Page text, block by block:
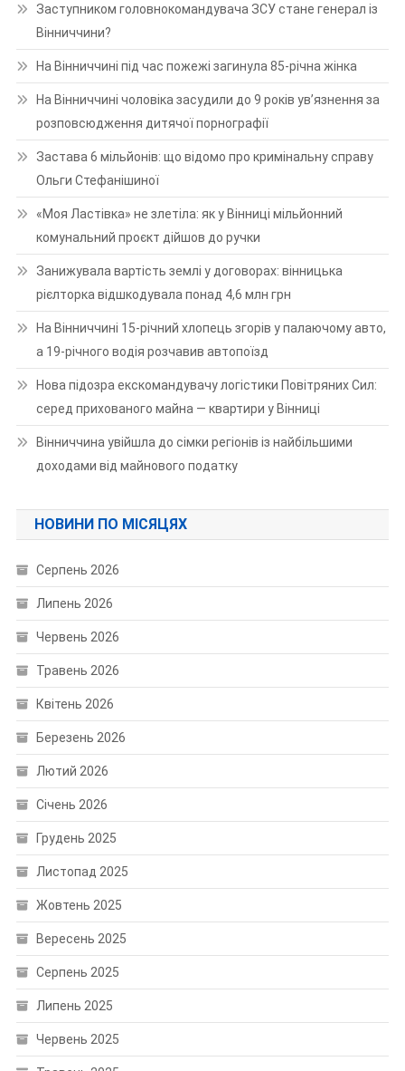
Заступником головнокомандувача ЗСУ стане генерал із
Вінниччини?
На Вінниччині під час пожежі загинула 85-річна жінка
На Вінниччині чоловіка засудили до 9 років ув’язнення за
розповсюдження дитячої порнографії
Застава 6 мільйонів: що відомо про кримінальну справу
Ольги Стефанішиної
«Моя Ластівка» не злетіла: як у Вінниці мільйонний
комунальний проєкт дійшов до ручки
Занижувала вартість землі у договорах: вінницька
рієлторка відшкодувала понад 4,6 млн грн
На Вінниччині 15-річний хлопець згорів у палаючому авто,
а 19-річного водія розчавив автопоїзд
Нова підозра екскомандувачу логістики Повітряних Сил:
серед прихованого майна — квартири у Вінниці
Вінниччина увійшла до сімки регіонів із найбільшими
доходами від майнового податку
НОВИНИ ПО МІСЯЦЯХ
Серпень 2026
Липень 2026
Червень 2026
Травень 2026
Квітень 2026
Березень 2026
Лютий 2026
Січень 2026
Грудень 2025
Листопад 2025
Жовтень 2025
Вересень 2025
Серпень 2025
Липень 2025
Червень 2025